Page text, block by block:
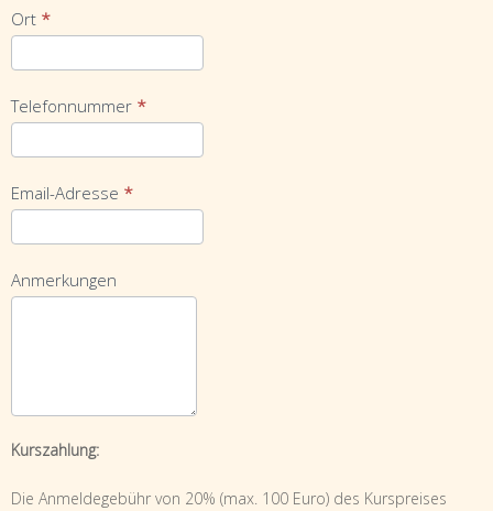
Ort *
Telefonnummer *
Email-Adresse *
Anmerkungen
Kurszahlung:
Die Anmeldegebühr von 20% (max. 100 Euro) des Kurspreises